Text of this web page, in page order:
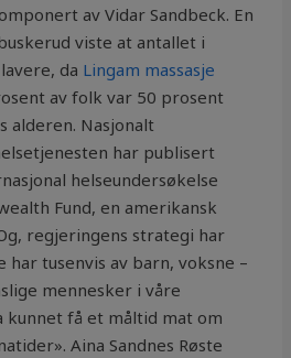
av Vidar Sandbeck. En
viste at antallet i
da Lingam massasje
av folk var 50 prosent
alderen. Nasjonalt
har publisert
helseundersøkelse
Fund, en amerikansk
regjeringens strategi har
tusenvis av barn, voksne –
mennesker i våre
kunnet få et måltid mat om
Aina Sandnes Røste